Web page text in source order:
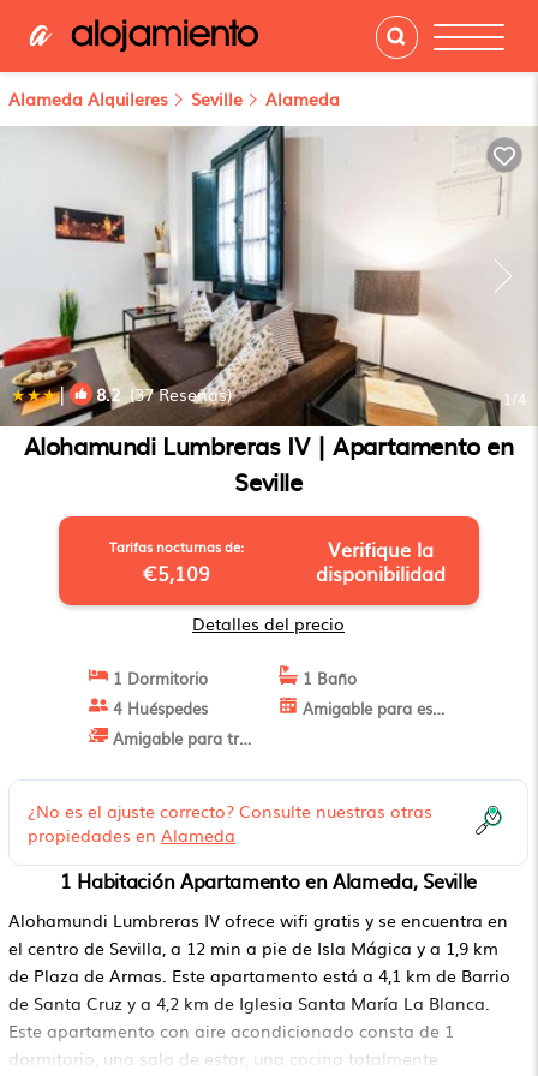
Alameda Alquileres Seville Alameda
| 8.2 (37 Reseñas) 1/4
Alohamundi Lumbreras IV | Apartamento en
Seville
Tarifas nocturnas de:
€5,109
Verifique la
disponibilidad
Detalles del precio
1 Dormitorio
1 Baño
4 Huéspedes
Amigable para estancias largas
Amigable para trabajo
¿No es el ajuste correcto? Consulte nuestras otras
propiedades en Alameda
1 Habitación Apartamento en Alameda, Seville
Alohamundi Lumbreras IV ofrece wifi gratis y se encuentra en
el centro de Sevilla, a 12 min a pie de Isla Mágica y a 1,9 km
de Plaza de Armas. Este apartamento está a 4,1 km de Barrio
de Santa Cruz y a 4,2 km de Iglesia Santa María La Blanca.
Este apartamento con aire acondicionado consta de 1
dormitorio, una sala de estar, una cocina totalmente